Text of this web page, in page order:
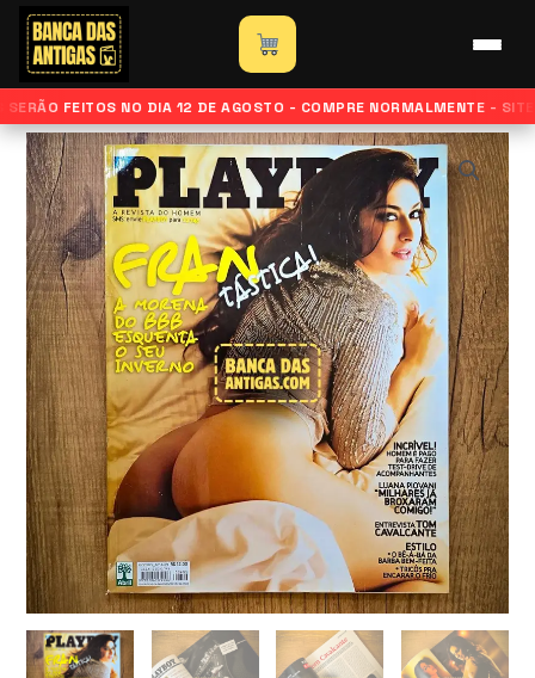
para
conteúdoFEITOS NO DIA 12 DE AGOSTO - COMPRE NORMALMENTE - SITE
Início»Loja»
Revista Playboy – Edição Francine Piaia –